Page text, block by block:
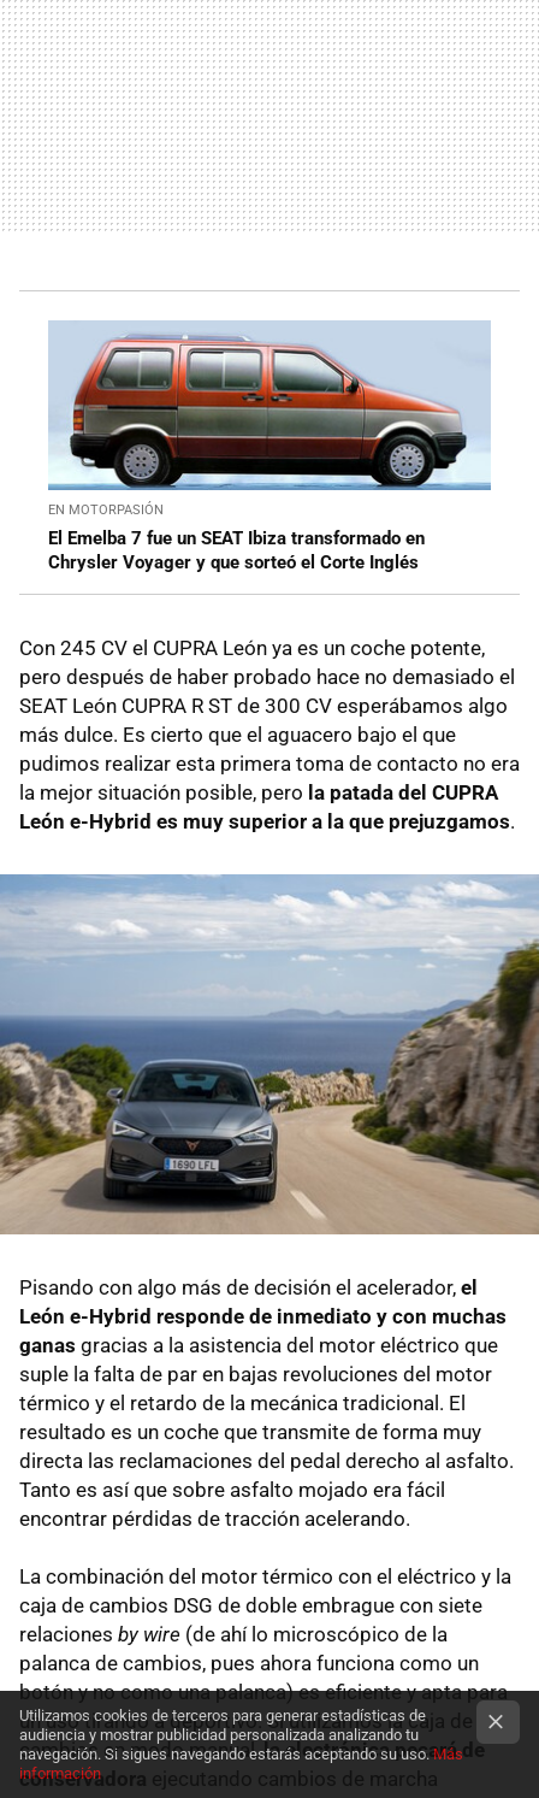
EN MOTORPASIÓN
El Emelba 7 fue un SEAT Ibiza transformado en
Chrysler Voyager y que sorteó el Corte Inglés
Con 245 CV el CUPRA León ya es un coche potente,
pero después de haber probado hace no demasiado el
SEAT León CUPRA R ST de 300 CV esperábamos algo
más dulce. Es cierto que el aguacero bajo el que
pudimos realizar esta primera toma de contacto no era
la mejor situación posible, pero la patada del CUPRA
León e-Hybrid es muy superior a la que prejuzgamos.
Pisando con algo más de decisión el acelerador, el
León e-Hybrid responde de inmediato y con muchas
ganas gracias a la asistencia del motor eléctrico que
suple la falta de par en bajas revoluciones del motor
térmico y el retardo de la mecánica tradicional. El
resultado es un coche que transmite de forma muy
directa las reclamaciones del pedal derecho al asfalto.
Tanto es así que sobre asfalto mojado era fácil
encontrar pérdidas de tracción acelerando.
La combinación del motor térmico con el eléctrico y la
caja de cambios DSG de doble embrague con siete
relaciones by wire (de ahí lo microscópico de la
palanca de cambios, pues ahora funciona como un
botón y no como una palanca) es eficiente y apta para
un uso tirando a deportivo. Si utilizamos la caja de
cambios en modo manual,la electrónica pecará de
conservadora ejecutando cambios de marcha
Utilizamos cookies de terceros para generar estadísticas de
audiencia y mostrar publicidad personalizada analizando tu
navegación. Si sigues navegando estarás aceptando su uso.Más
información